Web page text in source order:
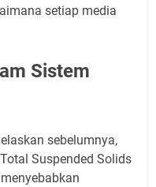
setiap media
Sistem
sebelumnya,
Suspended Solids